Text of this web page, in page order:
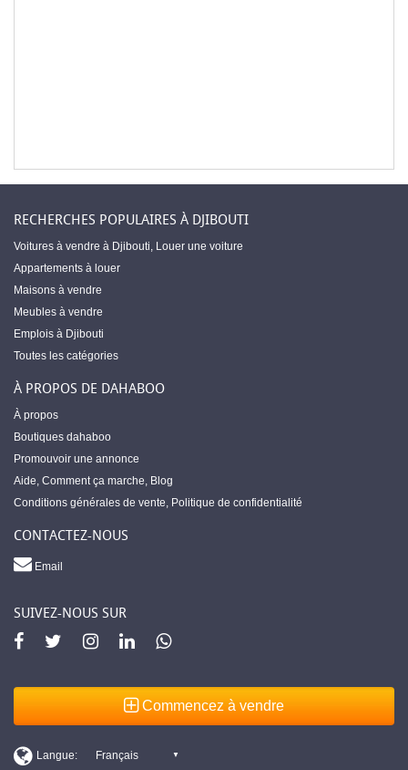
RECHERCHES POPULAIRES À DJIBOUTI
Voitures à vendre à Djibouti, Louer une voiture
Appartements à louer
Maisons à vendre
Meubles à vendre
Emplois à Djibouti
Toutes les catégories
À PROPOS DE DAHABOO
À propos
Boutiques dahaboo
Promouvoir une annonce
Aide, Comment ça marche, Blog
Conditions générales de vente, Politique de confidentialité
CONTACTEZ-NOUS
Email
SUIVEZ-NOUS SUR
Commencez à vendre